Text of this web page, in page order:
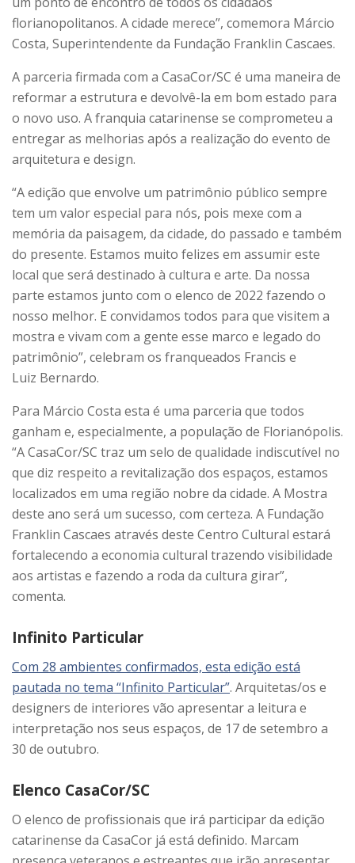
florianopolitanos. A cidade merece”, comemora Márcio
Costa, Superintendente da Fundação Franklin Cascaes.
A parceria firmada com a CasaCor/SC é uma maneira de
reformar a estrutura e devolvê-la em bom estado para
o novo uso. A franquia catarinense se comprometeu a
entregar as melhorias após a realização do evento de
arquitetura e design.
“A edição que envolve um patrimônio público sempre
tem um valor especial para nós, pois mexe com a
memória da paisagem, da cidade, do passado e também
do presente. Estamos muito felizes em assumir este
local que será destinado à cultura e arte. Da nossa
parte estamos junto com o elenco de 2022 fazendo o
nosso melhor. E convidamos todos para que visitem a
mostra e vivam com a gente esse marco e legado do
patrimônio”, celebram os franqueados Francis e
Luiz Bernardo.
Para Márcio Costa esta é uma parceria que todos
ganham e, especialmente, a população de Florianópolis.
“A CasaCor/SC traz um selo de qualidade indiscutível no
que diz respeito a revitalização dos espaços, estamos
localizados em uma região nobre da cidade. A Mostra
deste ano será um sucesso, com certeza. A Fundação
Franklin Cascaes através deste Centro Cultural estará
fortalecendo a economia cultural trazendo visibilidade
aos artistas e fazendo a roda da cultura girar”,
comenta.
Infinito Particular
Com 28 ambientes confirmados, esta edição está
pautada no tema “Infinito Particular”. Arquitetas/os e
designers de interiores vão apresentar a leitura e
interpretação nos seus espaços, de 17 de setembro a
30 de outubro.
Elenco CasaCor/SC
O elenco de profissionais que irá participar da edição
catarinense da CasaCor já está definido. Marcam